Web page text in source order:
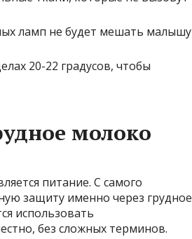
ламп не будет мешать малышу
20-22 градусов, чтобы
молоко
питание. С самого
защиту именно через грудное
использовать
без сложных терминов.